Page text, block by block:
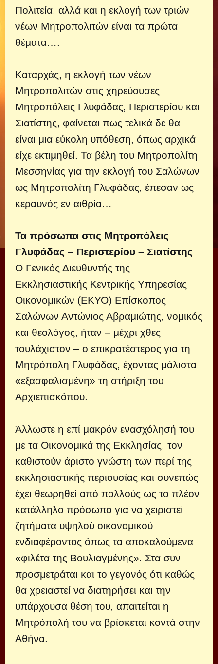
Πολιτεία, αλλά και η εκλογή των τριών
νέων Μητροπολιτών είναι τα πρώτα
θέματα….
Καταρχάς, η εκλογή των νέων
Μητροπολιτών στις χηρεύουσες
Μητροπόλεις Γλυφάδας, Περιστερίου και
Σιατίστης, φαίνεται πως τελικά δε θα
είναι μια εύκολη υπόθεση, όπως αρχικά
είχε εκτιμηθεί. Τα βέλη του Μητροπολίτη
Μεσσηνίας για την εκλογή του Σαλώνων
ως Μητροπολίτη Γλυφάδας, έπεσαν ως
κεραυνός εν αιθρία…
Τα πρόσωπα στις Μητροπόλεις
Γλυφάδας – Περιστερίου – Σιατίστης
Ο Γενικός Διευθυντής της
Εκκλησιαστικής Κεντρικής Υπηρεσίας
Οικονομικών (ΕΚΥΟ) Επίσκοπος
Σαλώνων Αντώνιος Αβραμιώτης, νομικός
και θεολόγος, ήταν – μέχρι χθες
τουλάχιστον – ο επικρατέστερος για τη
Μητρόπολη Γλυφάδας, έχοντας μάλιστα
«εξασφαλισμένη» τη στήριξη του
Αρχιεπισκόπου.
Άλλωστε η επί μακρόν ενασχόλησή του
με τα Οικονομικά της Εκκλησίας, τον
καθιστούν άριστο γνώστη των περί της
εκκλησιαστικής περιουσίας και συνεπώς
έχει θεωρηθεί από πολλούς ως το πλέον
κατάλληλο πρόσωπο για να χειριστεί
ζητήματα υψηλού οικονομικού
ενδιαφέροντος όπως τα αποκαλούμενα
«φιλέτα της Βουλιαγμένης». Στα συν
προσμετράται και το γεγονός ότι καθώς
θα χρειαστεί να διατηρήσει και την
υπάρχουσα θέση του, απαιτείται η
Μητρόπολή του να βρίσκεται κοντά στην
Αθήνα.